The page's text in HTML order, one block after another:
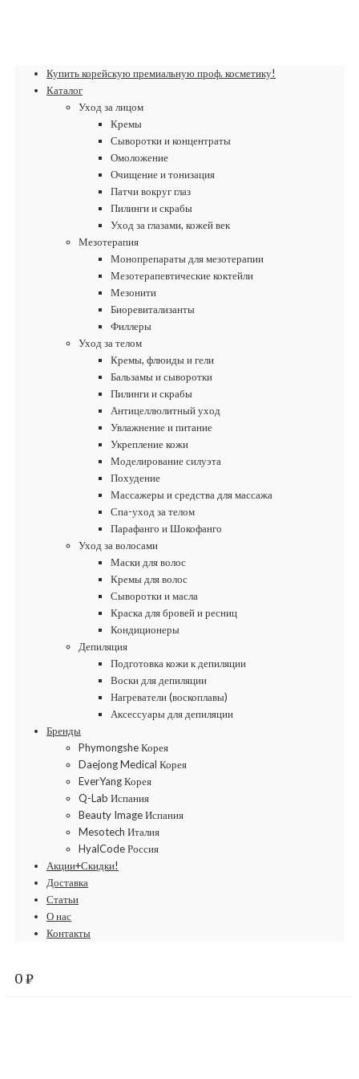
Купить корейскую премиальную проф. косметику!
Каталог
Уход за лицом
Кремы
Сыворотки и концентраты
Омоложение
Очищение и тонизация
Патчи вокруг глаз
Пилинги и скрабы
Уход за глазами, кожей век
Мезотерапия
Монопрепараты для мезотерапии
Мезотерапевтические коктейли
Мезонити
Биоревитализанты
Филлеры
Уход за телом
Кремы, флюиды и гели
Бальзамы и сыворотки
Пилинги и скрабы
Антицеллюлитный уход
Увлажнение и питание
Укрепление кожи
Моделирование силуэта
Похудение
Массажеры и средства для массажа
Спа-уход за телом
Парафанго и Шокофанго
Уход за волосами
Маски для волос
Кремы для волос
Сыворотки и масла
Краска для бровей и ресниц
Кондиционеры
Депиляция
Подготовка кожи к депиляции
Воски для депиляции
Нагреватели (воскоплавы)
Аксессуары для депиляции
Бренды
Phymongshe Корея
Daejong Medical Корея
EverYang Корея
Q-Lab Испания
Beauty Image Испания
Mesotech Италия
HyalCode Россия
Акции+Скидки!
Доставка
Статьи
О нас
Контакты
0₽